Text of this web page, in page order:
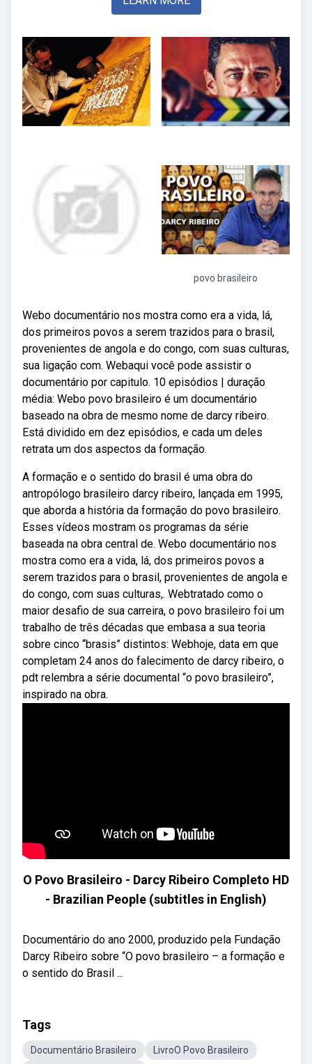
povo brasileiro
Webo documentário nos mostra como era a vida, lá,
dos primeiros povos a serem trazidos para o brasil,
provenientes de angola e do congo, com suas culturas,
sua ligação com. Webaqui você pode assistir o
documentário por capitulo. 10 episódios | duração
média: Webo povo brasileiro é um documentário
baseado na obra de mesmo nome de darcy ribeiro.
Está dividido em dez episódios, e cada um deles
retrata um dos aspectos da formação.
A formação e o sentido do brasil é uma obra do
antropólogo brasileiro darcy ribeiro, lançada em 1995,
que aborda a história da formação do povo brasileiro.
Esses vídeos mostram os programas da série
baseada na obra central de. Webo documentário nos
mostra como era a vida, lá, dos primeiros povos a
serem trazidos para o brasil, provenientes de angola e
do congo, com suas culturas,. Webtratado como o
maior desafio de sua carreira, o povo brasileiro foi um
trabalho de três décadas que embasa a sua teoria
sobre cinco “brasis” distintos: Webhoje, data em que
completam 24 anos do falecimento de darcy ribeiro, o
pdt relembra a série documental “o povo brasileiro”,
inspirado na obra.
O Povo Brasileiro - Darcy Ribeiro Completo HD
- Brazilian People (subtitles in English)
Documentário do ano 2000, produzido pela Fundação
Darcy Ribeiro sobre “O povo brasileiro – a formação e
o sentido do Brasil ...
Tags
Documentário Brasileiro LivroO Povo Brasileiro